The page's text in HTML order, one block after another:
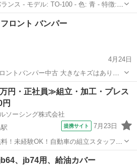
: 青 - 特徴:
覧いただきありがとう
外用品
ロント バンパー
4月24日
ん。 中古ですから小さな小キズがある
バンパーになります。 ノウクレ
外用品 バンパー
円・正社員≫組立・加工・プレス
ソーシング株式会社
提携サイト 7月23日
！未経験OK！自動車の組立スタッフ
に、車内外の各部品・ハンドル・足回
、jb74用、給油カバー